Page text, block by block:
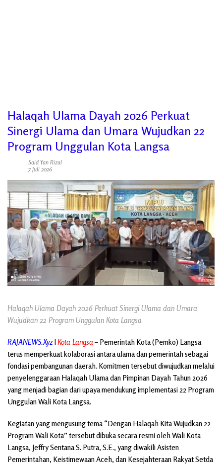
Halaqah Ulama Dayah 2026 Perkuat
Sinergi Ulama dan Umara Wujudkan 22
Program Unggulan Kota Langsa
Said Yan Rizal
7 Juli 2026
Halaqah Ulama Dayah 2026 Perkuat Sinergi Ulama dan Umara
Wujudkan 22 Program Unggulan Kota Langsa
RAJANEWS.Xyzl Kota Langsa– Pemerintah Kota (Pemko) Langsa
terus memperkuat kolaborasi antara ulama dan pemerintah sebagai
fondasi pembangunan daerah. Komitmen tersebut diwujudkan melalui
penyelenggaraan Halaqah Ulama dan Pimpinan Dayah Tahun 2026
yang menjadi bagian dari upaya mendukung implementasi 22 Program
Unggulan Wali Kota Langsa.
Kegiatan yang mengusung tema “Dengan Halaqah Kita Wujudkan 22
Program Wali Kota” tersebut dibuka secara resmi oleh Wali Kota
Langsa, Jeffry Sentana S. Putra, S.E., yang diwakili Asisten
Pemerintahan, Keistimewaan Aceh, dan Kesejahteraan Rakyat Setda